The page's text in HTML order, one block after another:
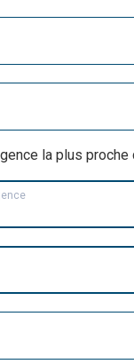
la plus proche